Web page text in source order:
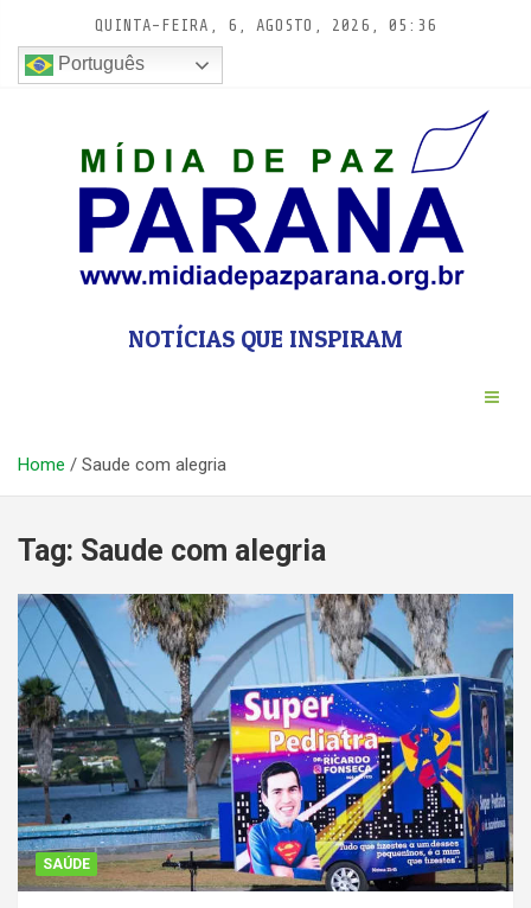
conteúdo
QUINTA-FEIRA, 6, AGOSTO, 2026, 05:36
Português
NOTÍCIAS QUE INSPIRAM
Home Saude com alegria
Tag: Saude com alegria
SAÚDE